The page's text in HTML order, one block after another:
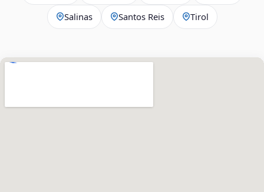
Salinas Santos Reis Tirol